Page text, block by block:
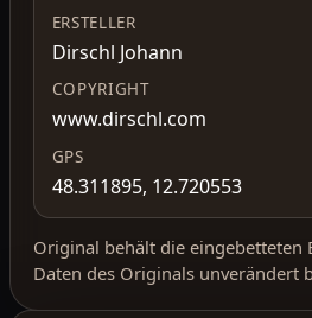
ERSTELLER
Dirschl Johann
COPYRIGHT
www.dirschl.com
GPS
48.311895, 12.720553
Original behält die eingebetteten
Daten des Originals unverändert